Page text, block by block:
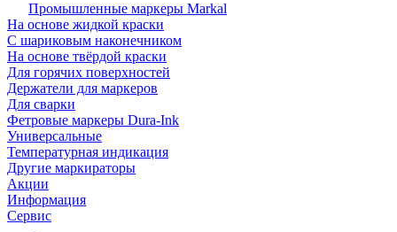
Промышленные маркеры Markal
На основе жидкой краски
С шариковым наконечником
На основе твёрдой краски
Для горячих поверхностей
Держатели для маркеров
Для сварки
Фетровые маркеры Dura-Ink
Универсальные
Температурная индикация
Другие маркираторы
Акции
Информация
Сервис